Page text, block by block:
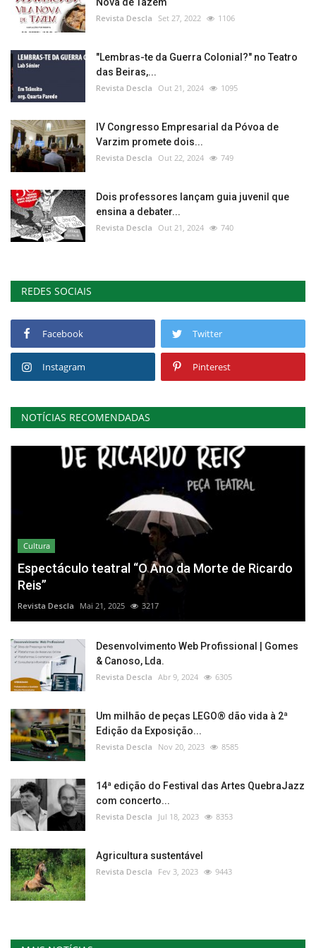
Revista Descla Set 27, 2022 1106
"Lembras-te da Guerra Colonial?" no Teatro
das Beiras,...
Revista Descla Out 21, 2024 1095
IV Congresso Empresarial da Póvoa de
Varzim promete dois...
Revista Descla Out 22, 2024 749
Dois professores lançam guia juvenil que
ensina a debater...
Revista Descla Out 21, 2024 740
REDES SOCIAIS
Facebook Twitter
Instagram Pinterest
NOTÍCIAS RECOMENDADAS
Cultura
Espectáculo teatral “O Ano da Morte de Ricardo
Reis”
Revista Descla Mai 21, 2025 3217
Desenvolvimento Web Profissional | Gomes
& Canoso, Lda.
Revista Descla Abr 9, 2024 6305
Um milhão de peças LEGO® dão vida à 2ª
Edição da Exposição...
Revista Descla Nov 20, 2023 8585
14ª edição do Festival das Artes QuebraJazz
com concerto...
Revista Descla Jul 18, 2023 8353
Agricultura sustentável
Revista Descla Fev 3, 2023 9443